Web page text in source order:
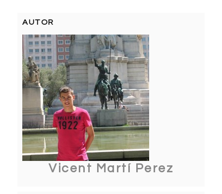
AUTOR
Vicent Martí Perez